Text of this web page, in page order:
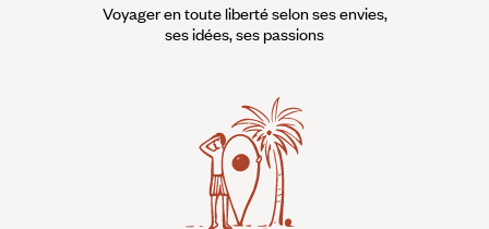
Voyager en toute liberté selon ses envies,
ses idées, ses passions